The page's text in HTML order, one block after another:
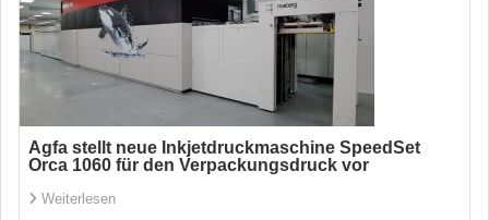
Agfa stellt neue Inkjetdruckmaschine SpeedSet
Orca 1060 für den Verpackungsdruck vor
Weiterlesen